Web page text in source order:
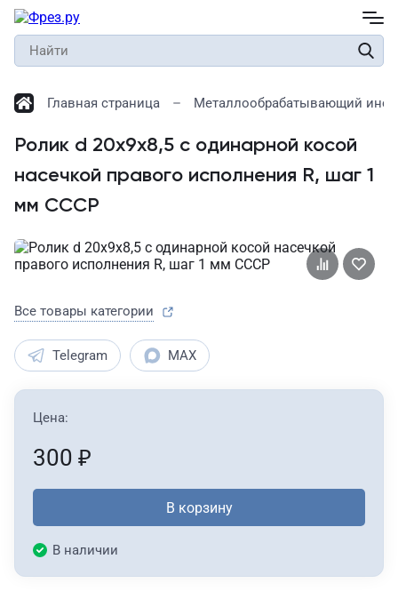
Главная страница Металлообрабатывающий
Ролик d 20х9х8,5 с одинарной косой
насечкой правого исполнения R, шаг 1
мм СССР
Все товары категории
Telegram MAX
Цена:
300 ₽
В корзину
В наличии